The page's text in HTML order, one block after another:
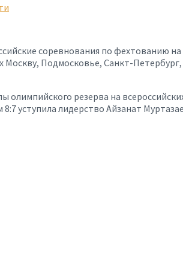
соревнования по фехтованию
Подмосковье, Санкт-
резерва на
уступила лидерство Айзанат